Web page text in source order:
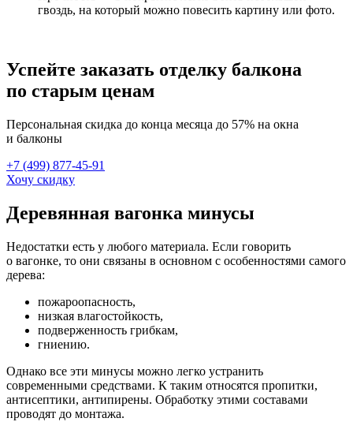
гвоздь, на который можно повесить картину или фото.
Успейте заказать отделку балкона
по старым ценам
Персональная скидка до конца месяца до 57% на окна
и балконы
+7 (499) 877-45-91
Хочу скидку
Деревянная вагонка минусы
Недостатки есть у любого материала. Если говорить
о вагонке, то они связаны в основном с особенностями самого
дерева:
пожароопасность,
низкая влагостойкость,
подверженность грибкам,
гниению.
Однако все эти минусы можно легко устранить
современными средствами. К таким относятся пропитки,
антисептики, антипирены. Обработку этими составами
проводят до монтажа.